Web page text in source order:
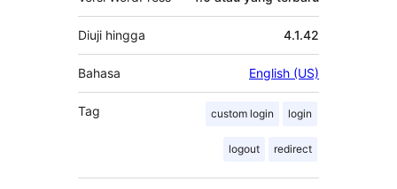
Diuji hingga 4.1.42
Bahasa English (US)
Tag custom login login
logout redirect